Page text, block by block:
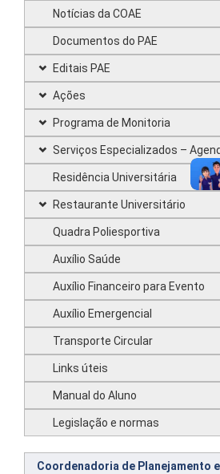
Notícias da COAE
Documentos do PAE
Editais PAE
Ações
Programa de Monitoria
Serviços Especializados –
Residência Universitária
Restaurante Universitário
Quadra Poliesportiva
Auxílio Saúde
Auxílio Financeiro para Evento
Auxílio Emergencial
Transporte Circular
Links úteis
Manual do Aluno
Legislação e normas
Coordenadoria de Planejamento